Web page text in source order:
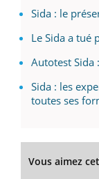
Sida : le
Le Sida a tué
Autotest Sida
Sida : les
toutes ses
Vous aimez